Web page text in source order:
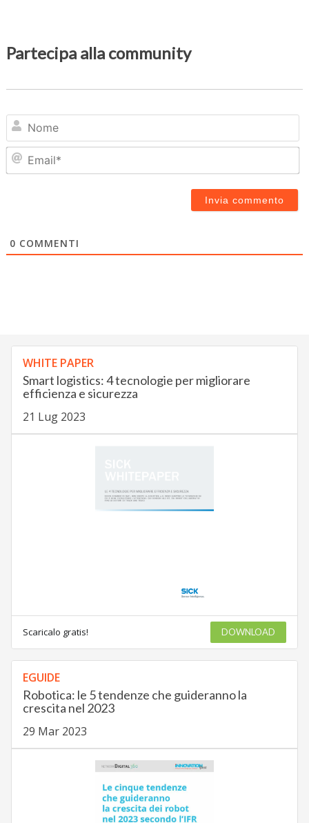
Partecipa alla community
0 COMMENTI
WHITE PAPER
Smart logistics: 4 tecnologie per migliorare
efficienza e sicurezza
21 Lug 2023
Scaricalo gratis! DOWNLOAD
EGUIDE
Robotica: le 5 tendenze che guideranno la
crescita nel 2023
29 Mar 2023